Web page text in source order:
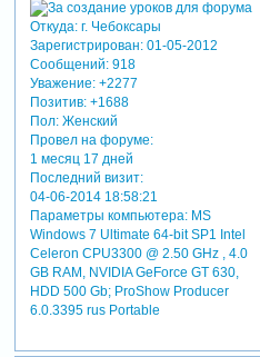
Откуда:г. Чебоксары
Зарегистрирован: 01-05-2012
Сообщений:918
Уважение: +2277
Позитив: +1688
Пол:Женский
Провел на форуме:
1 месяц 17 дней
Последний визит:
04-06-2014 18:58:21
Параметры компьютера:MS
Windows 7 Ultimate 64-bit SP1 Intel
Celeron CPU3300 @ 2.50 GHz , 4.0
GB RAM, NVIDIA GeForce GT 630,
HDD 500 Gb; ProShow Producer
6.0.3395 rus Portable